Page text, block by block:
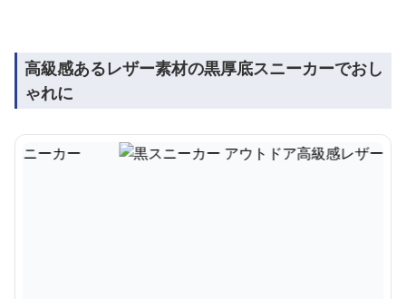
高級感あるレザー素材の黒厚底スニーカーでおし
ゃれに